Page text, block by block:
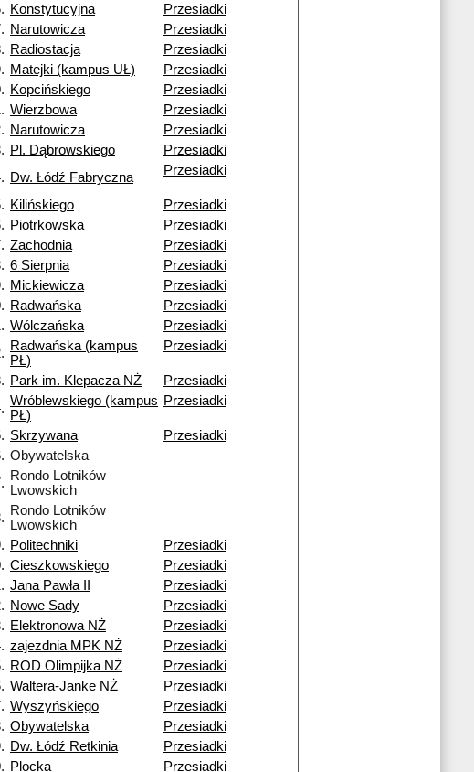
Konstytucyjna
Przesiadki
Narutowicza
Przesiadki
Radiostacja
Przesiadki
Matejki (kampus UŁ)
Przesiadki
Kopcińskiego
Przesiadki
Wierzbowa
Przesiadki
Narutowicza
Przesiadki
Pl. Dąbrowskiego
Przesiadki
Dw. Łódź Fabryczna Przesiadki
Kilińskiego
Przesiadki
Piotrkowska
Przesiadki
Zachodnia
Przesiadki
6 Sierpnia
Przesiadki
Mickiewicza
Przesiadki
Radwańska
Przesiadki
Wólczańska
Przesiadki
Radwańska (kampus
PŁ)
Przesiadki
Park im. Klepacza NŻ
Przesiadki
Wróblewskiego (kampus
PŁ)
Przesiadki
Skrzywana
Przesiadki
Obywatelska
Rondo Lotników
Lwowskich
Rondo Lotników
Lwowskich
Politechniki
Przesiadki
Cieszkowskiego
Przesiadki
Jana Pawła II
Przesiadki
Nowe Sady
Przesiadki
Elektronowa NŻ
Przesiadki
zajezdnia MPK NŻ
Przesiadki
ROD Olimpijka NŻ
Przesiadki
Waltera-Janke NŻ
Przesiadki
Wyszyńskiego
Przesiadki
Obywatelska
Przesiadki
Dw. Łódź Retkinia
Przesiadki
Plocka Przesiadki